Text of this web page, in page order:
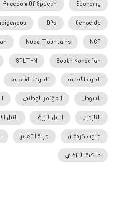
Economy
Freedom Of Speech
Genocide
IDPs
NCP
Nuba Mountains
South Kordofan
SPLM-N
الحرب الأهلية الحركة الشعبية
السودان المؤتمر الوطني
النازحين النيل الأزرق النيل
جنوب كردفان حرية التعبير
ملكية الأراضي